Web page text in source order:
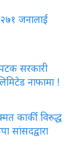
२७१ जनालाई
सरकारी
नाफामा !
कार्की विरुद्ध
सांसदद्वारा